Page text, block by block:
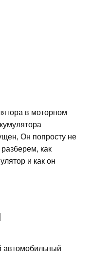
в моторном
Он попросту не
как
и как он
автомобильный